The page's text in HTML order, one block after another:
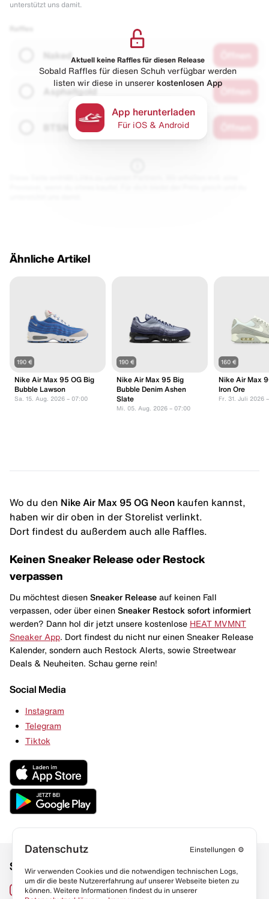
unterstützt uns damit.
Naked
Asphaltgold
Aktuell keine Raffles für diesen Release
Sobald Raffles für diesen Schuh verfügbar werden
listen wir diese in unserer kostenlosen App
App herunterladen
Für iOS & Android
Ähnliche Artikel
190 €
Nike Air Max 95 OG Big
Bubble Lawson
Sa. 15. Aug. 2026 – 07:00
190 €
Nike Air Max 95 Big
Bubble Denim Ashen
Slate
Mi. 05. Aug. 2026 – 07:00
160 €
Nike Air Max
Iron Ore
Fr. 31. Juli 2026
Wo du den Nike Air Max 95 OG Neon kaufen kannst,
haben wir dir oben in der Storelist verlinkt.
Dort findest du außerdem auch alle Raffles.
Keinen Sneaker Release oder Restock
verpassen
Du möchtest diesen Sneaker Release auf keinen Fall
verpassen, oder über einen Sneaker Restock sofort informiert
werden? Dann hol dir jetzt unsere kostenlose HEAT MVMNT
Sneaker App. Dort findest du nicht nur einen Sneaker Release
Kalender, sondern auch Restock Alerts, sowie Streetwear
Deals & Neuheiten. Schau gerne rein!
Social Media
Instagram
Telegram
Tiktok
Social Media
Instagram
Links
Sneaker Lexikon
Datenschutz Einstellungen ⚙️
Wir verwenden Cookies und die notwendigen technischen Logs,
um dir die beste Nutzererfahrung auf unserer Webseite bieten zu
können. Weitere Informationen findest du in unserer